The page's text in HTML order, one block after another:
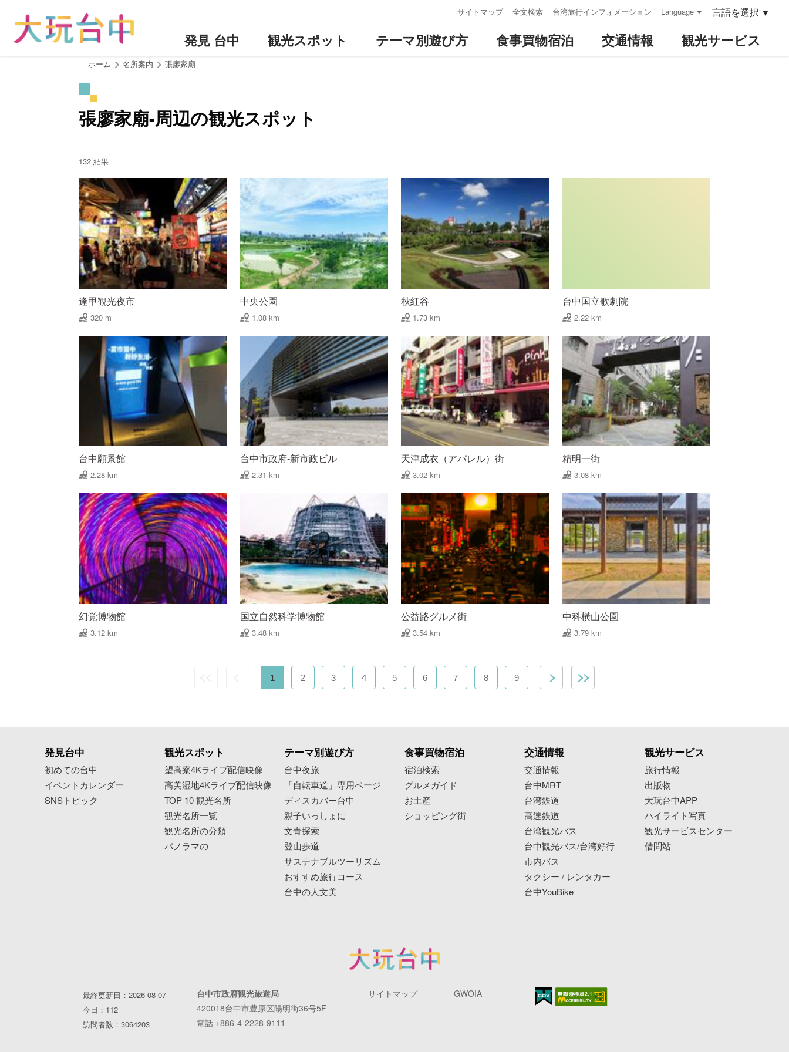
サイトマップ 全文検索 台湾旅行インフォメーション Language 言語を選択 ▼
発見 台中 観光スポット テーマ別遊び方 食事買物宿泊 交通情報 観光サービス
ホーム 名所案内 張廖家廟
張廖家廟-周辺の観光スポット
132 結果
逢甲観光夜市
320 m
中央公園
1.08 km
秋紅谷
1.73 km
台中国立歌劇院
2.22 km
台中願景館
2.28 km
台中市政府-新市政ビル
2.31 km
天津成衣（アパレル）街
3.02 km
精明一街
3.08 km
幻覚博物館
3.12 km
国立自然科学博物館
3.48 km
公益路グルメ街
3.54 km
中科橫山公園
3.79 km
1 2 3 4 5 6 7 8 9
発見台中
初めての台中
イベントカレンダー
SNSトピック
観光スポット
望高寮4Kライブ配信映像
高美湿地4Kライブ配信映像
TOP 10 観光名所
観光名所一覧
観光名所の分類
パノラマの
テーマ別遊び方
台中夜旅
「自転車道」専用ページ
ディスカバー台中
親子いっしょに
文青探索
登山歩道
サステナブルツーリズム
おすすめ旅行コース
台中の人文美
食事買物宿泊
宿泊検索
グルメガイド
お土産
ショッピング街
交通情報
交通情報
台中MRT
台湾鉄道
高速鉄道
台湾観光バス
台中観光バス/台湾好行
市内バス
タクシー / レンタカー
台中YouBike
観光サービス
旅行情報
出版物
大玩台中APP
ハイライト写真
観光サービスセンター
借問站
最終更新日：2026-08-07
今日：112
訪問者数：3064203
台中市政府観光旅遊局
420018台中市豊原区陽明街36号5F
電話 +886-4-2228-9111
サイトマップ GWOIA